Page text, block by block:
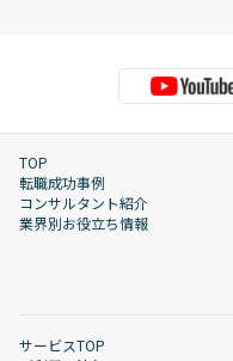
TOP
転職成功事例
コンサルタント紹介
業界別お役立ち情報
サービスTOP